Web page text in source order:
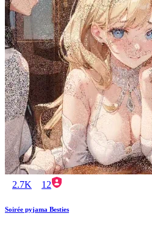
2.7K 12
Soirée pyjama Besties